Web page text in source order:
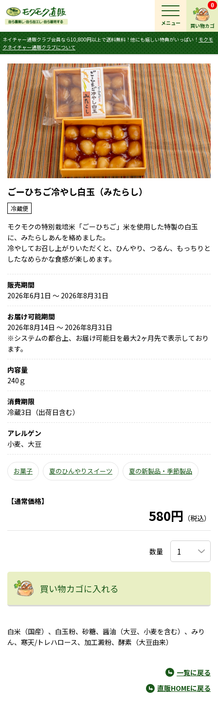
買い物カゴ
0
ネイチャー通販クラブ会員なら10,800円以上で送料無料！他にも嬉しい特典がいっぱい！ モクモ
クネイチャー通販クラブについて
メニュー
ごーひちご冷やし白玉（みたらし）
冷蔵便
モクモクの特別栽培米「ごーひちご」米を使用した特製の白玉
に、みたらしあんを絡めました。
冷やしてお召し上がりいただくと、ひんやり、つるん、もっちりと
したなめらかな食感が楽しめます。
販売期間
2026年6月1日 〜 2026年8月31日
お届け可能期間
2026年8月14日 ～ 2026年8月31日
※システムの都合上、お届け可能日を最大2ヶ月先で表示しており
ます。
内容量
240ｇ
消費期限
冷蔵3日（出荷日含む）
アレルゲン
小麦、大豆
お菓子 夏のひんやりスイーツ 夏の新製品・季節製品
【通常価格】
580円 （税込）
数量
買い物カゴに入れる
白米（国産）、白玉粉、砂糖、醤油（大豆、小麦を含む）、みり
ん、寒天/トレハロース、加工澱粉、酵素（大豆由来）
一覧に戻る
直販HOMEに戻る